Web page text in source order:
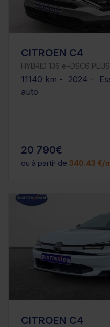
CITROEN C4
HYBRID 136 e-DSC6 PLUS
11140 km - 2024 -
auto
20 790€
ou à partir de 340.43 €/
CITROEN C4